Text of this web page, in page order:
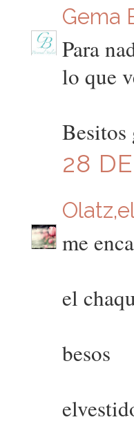
Gema
Para
lo que
Besitos
28
me
el
besos